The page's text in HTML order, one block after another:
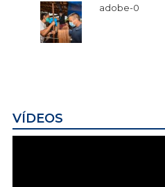
adobe-0
VÍDEOS